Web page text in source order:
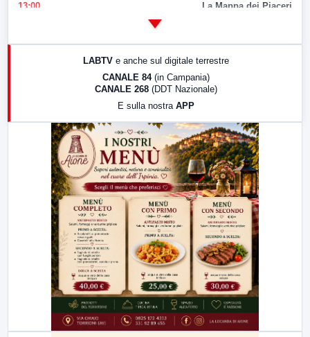
13:00 La Mappa dei Piaceri
LabNews (replica)
LABTV e anche sul digitale terrestre
CANALE 84 (in Campania)
CANALE 268 (DDT Nazionale)
E sulla nostra APP